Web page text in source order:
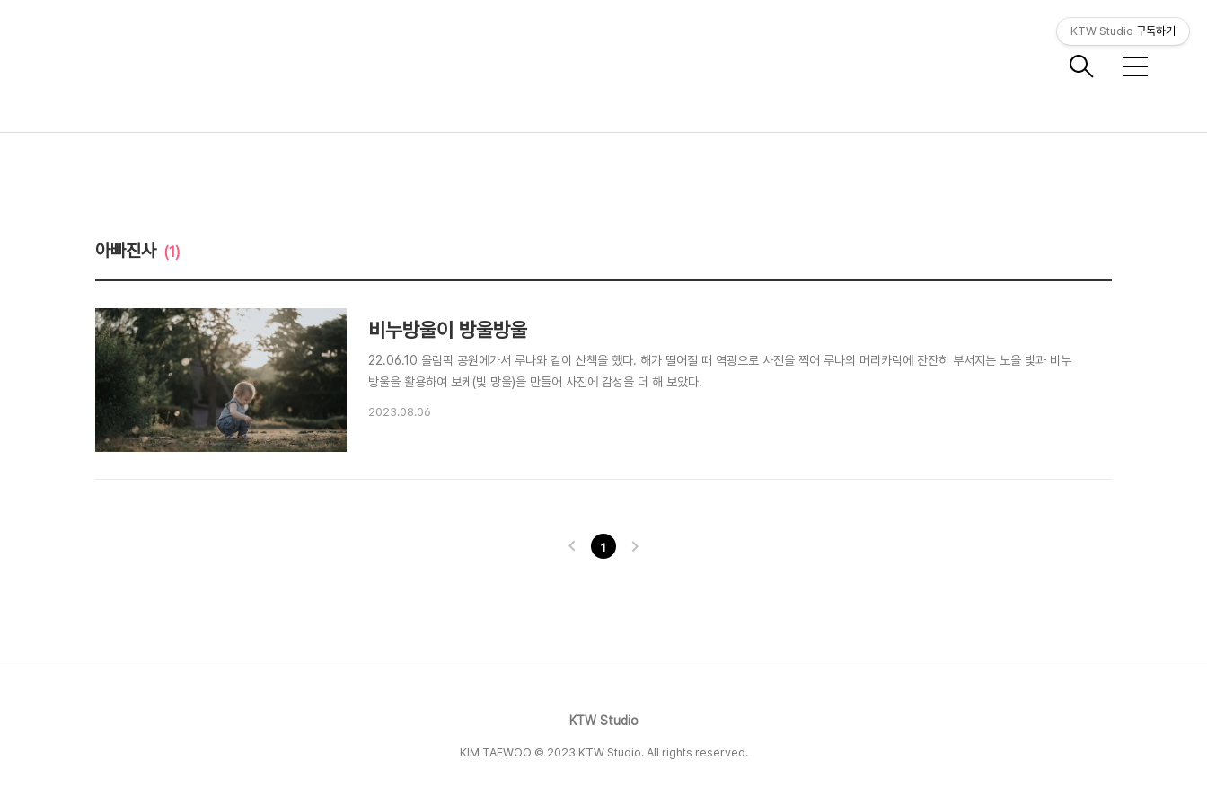
메
아빠진사 (1)
비누방울이 방울방울
22.06.10 올림픽 공원에가서 루나와 같이 산책을 했다. 해가 떨어질 때 역광으로 사진을 찍어 루나의 머리카락에 잔잔히 부서지는 노을 빛과 비누
방울을 활용하여 보케(빛 망울)을 만들어 사진에 감성을 더 해 보았다.
2023.08.06
1
KTW Studio
KIM TAEWOO © 2023 KTW Studio. All rights reserved.
KTW Studio 구독하기